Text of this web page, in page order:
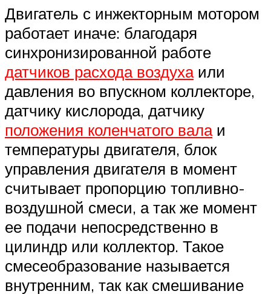
Двигатель с инжекторным мотором
работает иначе: благодаря
синхронизированной работе
датчиков расхода воздухаили
давления во впускном коллекторе,
датчику кислорода, датчику
положения коленчатого валаи
температуры двигателя, блок
управления двигателя в момент
считывает пропорцию топливно-
воздушной смеси, а так же момент
ее подачи непосредственно в
цилиндр или коллектор. Такое
смесеобразование называется
внутренним, так как смешивание